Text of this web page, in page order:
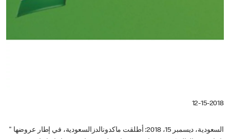
12-15-2018
السعودية، ديسمبر 15، 2018: أطلقت ماكدونالدزالسعودية، في إطار عروضها "